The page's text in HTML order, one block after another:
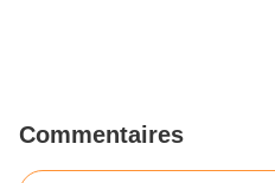
Commentaires